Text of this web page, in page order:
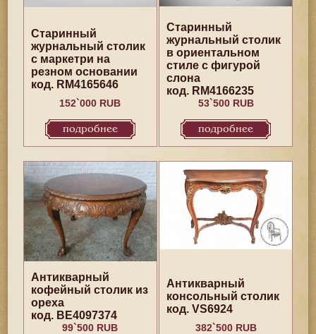
Старинный
журнальный столик
с маркетри на
резном основании
код. RM4165646
152`000 RUB
подробнее
Старинный
журнальный столик
в ориентальном
стиле с фигурой
слона
код. RM4166235
53`500 RUB
подробнее
Антикварный
кофейный столик из
ореха
код. BE4097374
99`500 RUB
Антикварный
консольный столик
код. VS6924
382`500 RUB